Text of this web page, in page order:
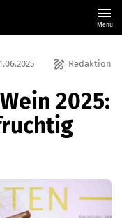
menu
Menü
draw Redaktion
2025: